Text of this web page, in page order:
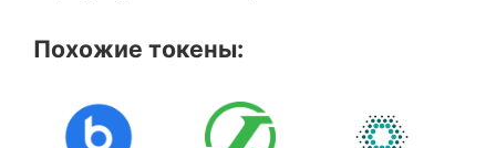
Похожие токены: